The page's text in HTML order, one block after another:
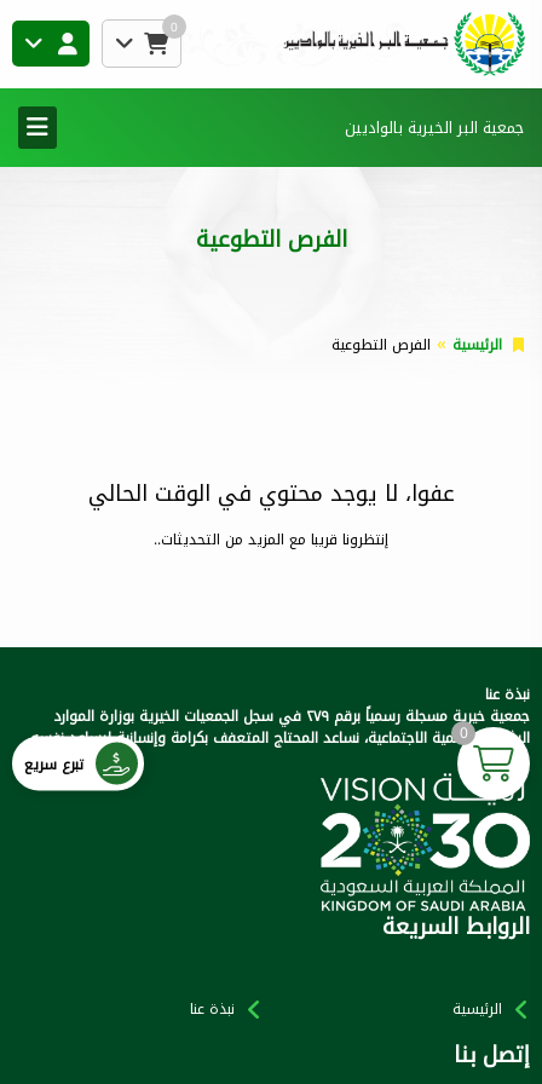
0
جمعية البر الخيرية بالواديين
الفرص التطوعية
الرئيسية الفرص التطوعية
عفوا، لا يوجد محتوي في الوقت الحالي
إنتظرونا قريبا مع المزيد من التحديثات..
نبذة عنا
جمعية خيرية مسجلة رسمياً برقم ٢٧٩ في سجل الجمعيات الخيرية بوزارة الموارد
البشرية والتنمية الاجتماعية، نساعد المحتاج المتعفف بكرامة وإنسانية ليساعد نفسه..
الروابط السريعة
الرئيسية نبذة عنا
إتصل بنا
تبرع سريع
0